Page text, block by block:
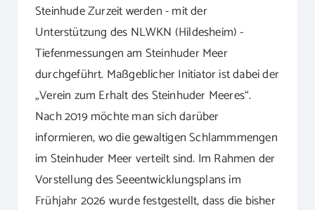
Steinhude Zurzeit werden - mit der
Unterstützung des NLWKN (Hildesheim) -
Tiefenmessungen am Steinhuder Meer
durchgeführt. Maßgeblicher Initiator ist dabei der
„Verein zum Erhalt des Steinhuder Meeres“.
Nach 2019 möchte man sich darüber
informieren, wo die gewaltigen Schlammmengen
im Steinhuder Meer verteilt sind. Im Rahmen der
Vorstellung des Seeentwicklungsplans im
Frühjahr 2026 wurde festgestellt, dass die bisher